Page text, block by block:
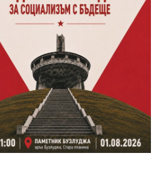
РЕДАКЦИЯ
РЕКЛАМА
АБОНАМЕНТ
УСЛОВИЯ ЗА ПОЛЗВАНЕ
ПОЛИТИКА ЗА БИСКВИТКИТЕ
ПОЛИТИКАТА ЗА